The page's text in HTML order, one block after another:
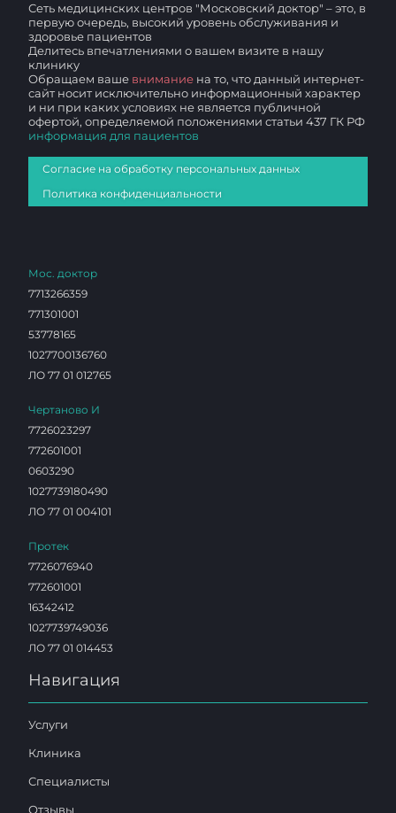
Сеть медицинских центров "Московский доктор" – это, в
первую очередь, высокий уровень обслуживания и
здоровье пациентов
Делитесь впечатлениями о вашем визите в нашу
клинику
Обращаем ваше внимание на то, что данный интернет-
сайт носит исключительно информационный характер
и ни при каких условиях не является публичной
офертой, определяемой положениями статьи 437 ГК РФ
информация для пациентов
Согласие на обработку персональных данных
Политика конфиденциальности
Мос. доктор
7713266359
771301001
53778165
1027700136760
ЛО 77 01 012765
Чертаново И
7726023297
772601001
0603290
1027739180490
ЛО 77 01 004101
Протек
7726076940
772601001
16342412
1027739749036
ЛО 77 01 014453
Навигация
Услуги
Клиника
Специалисты
Отзывы